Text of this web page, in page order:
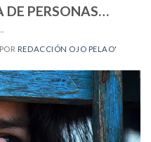
DE PERSONAS…
POR REDACCIÓN OJO PELAO'